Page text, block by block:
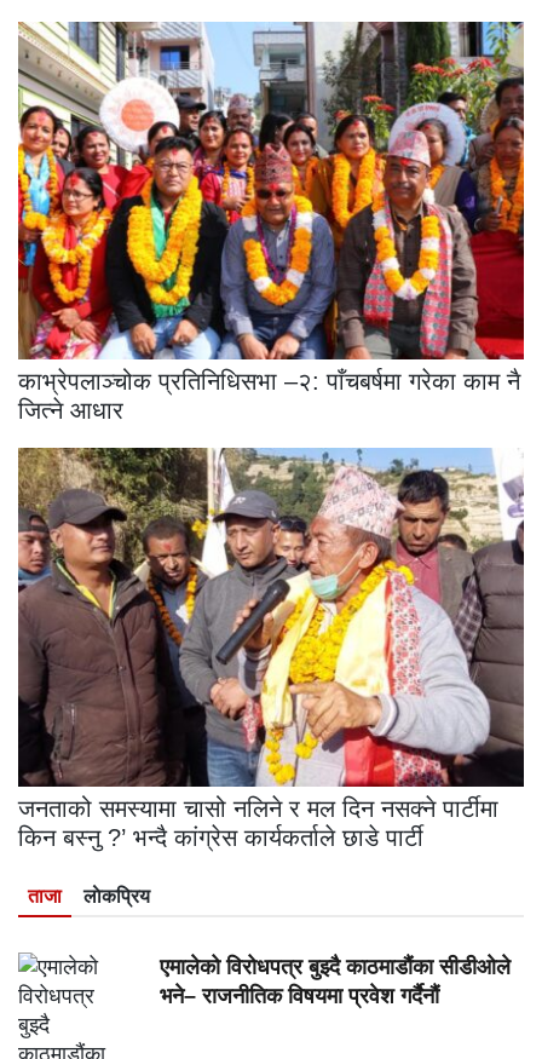
काभ्रेपलाञ्चोक प्रतिनिधिसभा –२: पाँचबर्षमा गरेका काम नै
जित्ने आधार
जनताको समस्यामा चासो नलिने र मल दिन नसक्ने पार्टीमा
किन बस्नु ?’ भन्दै कांग्रेस कार्यकर्ताले छाडे पार्टी
ताजा लाेकप्रिय
एमालेको विरोधपत्र बुझ्दै काठमाडौंका सीडीओले
भने– राजनीतिक विषयमा प्रवेश गर्दैनौं